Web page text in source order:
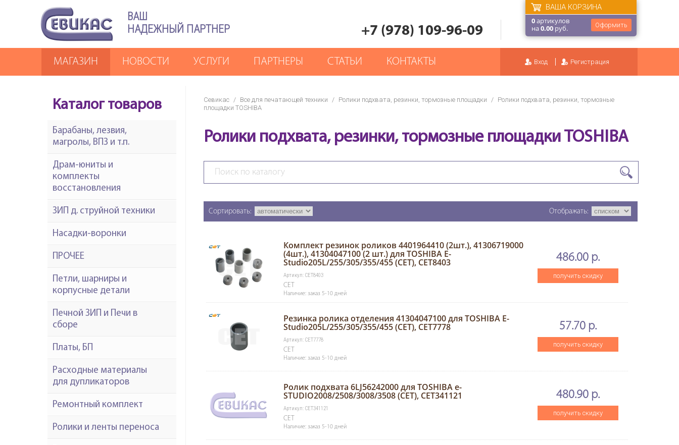
ВАШ
НАДЕЖНЫЙ ПАРТНЕР
+7 (978) 109-96-09 Оформить
ВАША КОРЗИНА
0артикулов
на0.00 руб.
Вход Регистрация
МАГАЗИН НОВОСТИ УСЛУГИ ПАРТНЕРЫ СТАТЬИ КОНТАКТЫ
Севикас / Все для печатающей техники / Ролики подхвата, резинки, тормозные площадки /
Ролики подхвата, резинки, тормозные
площадки TOSHIBA
Ролики подхвата, резинки, тормозные площадки TOSHIBA
Сортировать: Отображать:
Комплект резинок роликов 4401964410 (2шт.), 41306719000
(4шт.), 41304047100 (2 шт.) для TOSHIBA E-
Studio205L/255/305/355/455 (CET), CET8403
Артикул: CET8403
CET
Наличие: заказ 5-10 дней
486.00 р.
получить скидку
Резинка ролика отделения 41304047100 для TOSHIBA E-
Studio205L/255/305/355/455 (CET), CET7778
Артикул: CET7778
CET
Наличие: заказ 5-10 дней
57.70 р.
получить скидку
Ролик подхвата 6LJ56242000 для TOSHIBA e-
STUDIO2008/2508/3008/3508 (CET), CET341121
Артикул: CET341121
CET
Наличие: заказ 5-10 дней
480.90 р.
получить скидку
Каталог товаров
Барабаны, лезвия,
магролы, ВПЗ и т.п.
Драм-юниты и
комплекты
восстановления
ЗИП д. струйной техники
Насадки-воронки
ПРОЧЕЕ
Петли, шарниры и
корпусные детали
Печной ЗИП и Печи в
сборе
Платы, БП
Расходные материалы
для дупликаторов
Ремонтный комплект
Ролики и ленты переноса